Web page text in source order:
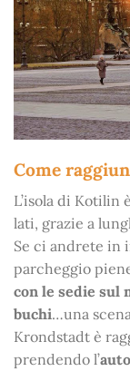
Come
L’isola di Kotilin
lati, grazie a
Se ci andrete in
parcheggio
con le sedie sul
buchi…una
Krondstadt è
prendendo l’